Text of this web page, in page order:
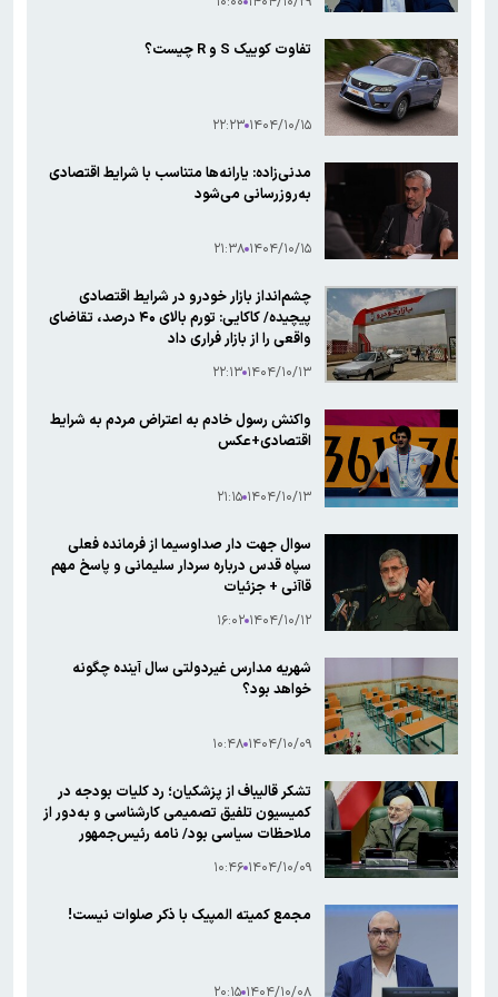
تفاوت کوییک S و R چیست؟
۱۴۰۴/۱۰/۱۵ ۲۲:۲۳
مدنی‌زاده: یارانه‌ها متناسب با شرایط اقتصادی
به‌روزرسانی می‌شود
۱۴۰۴/۱۰/۱۵ ۲۱:۳۸
چشم‌انداز بازار خودرو در شرایط اقتصادی
پیچیده/ کاکایی: تورم بالای ۴۰ درصد، تقاضای
واقعی را از بازار فراری داد
۱۴۰۴/۱۰/۱۳ ۲۲:۱۳
واکنش رسول خادم به اعتراض مردم به شرایط
اقتصادی+عکس
۱۴۰۴/۱۰/۱۳ ۲۱:۱۵
سوال جهت دار صداوسیما از فرمانده فعلی
سپاه قدس درباره سردار سلیمانی و پاسخ مهم
قاآنی + جزئیات
۱۴۰۴/۱۰/۱۲ ۱۶:۰۲
شهریه مدارس غیردولتی سال آینده چگونه
خواهد بود؟
۱۴۰۴/۱۰/۰۹ ۱۰:۴۸
تشکر قالیباف از پزشکیان؛ رد کلیات بودجه در
کمیسیون تلفیق تصمیمی کارشناسی و به‌دور از
ملاحظات سیاسی بود/ نامه رئیس‌جمهور
۱۴۰۴/۱۰/۰۹ ۱۰:۴۶
مجمع کمیته المپیک با ذکر صلوات نیست!
۱۴۰۴/۱۰/۰۸ ۲۰:۱۵